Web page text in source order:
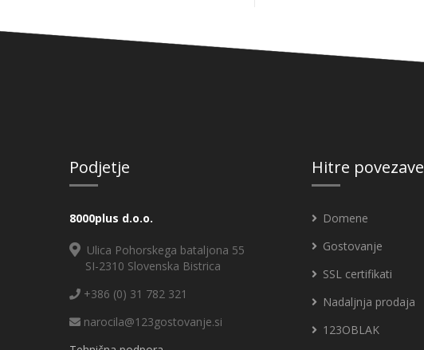
Podjetje
8000plus d.o.o.
Ulica Pohorskega bataljona 55
SI-2310 Slovenska Bistrica
+386 (0) 31 782 321
narocila@123gostovanje.si
Hitre povezave
Domene
Gostovanje
SSL certifikati
Nadaljnja prodaja
123OBLAK